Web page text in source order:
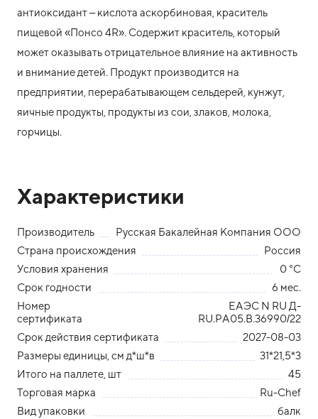
антиоксидант – кислота аскорбиновая, краситель
пищевой «Понсо 4R». Содержит краситель, который
может оказывать отрицательное влияние на активность
и внимание детей. Продукт производится на
предприятии, перерабатывающем сельдерей, кунжут,
яичные продукты, продукты из сои, злаков, молока,
горчицы.
Характеристики
Производитель
Русская Бакалейная Компания ООО
Страна происхождения
Россия
Условия хранения
0 °С
Срок годности
6 мес.
Номер
сертификата
ЕАЭС N RU Д-
RU.РА05.В.36990/22
Срок действия сертификата
2027-08-03
Размеры единицы, см д*ш*в
31*21,5*3
Итого на паллете, шт
45
Торговая марка
Ru-Chef
Вид упаковки
балк